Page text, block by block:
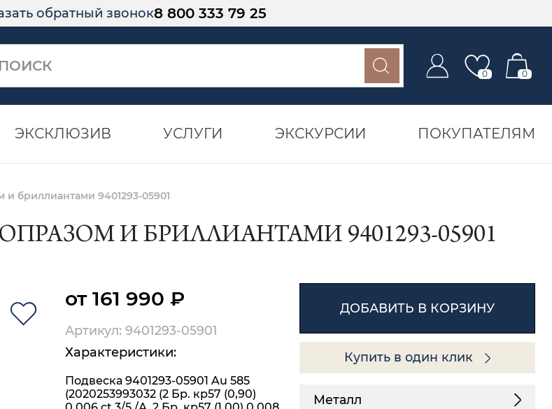
обратный звонок8 800 333 79 25
0 0
ЭКСКЛЮЗИВ УСЛУГИ ЭКСКУРСИИ ПОКУПАТЕЛЯМ
и бриллиантами 9401293-05901
И БРИЛЛИАНТАМИ 9401293-05901
от 161 990 ₽
Артикул: 9401293-05901
Характеристики:
Подвеска 9401293-05901 Au 585
(2020253993032 (2 Бр. кр57 (0,90)
ДОБАВИТЬ В КОРЗИНУ
Купить в один клик
Металл